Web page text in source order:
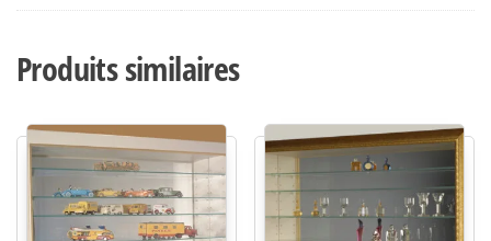
Produits similaires